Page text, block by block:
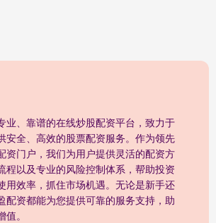
业、靠谱的在线炒股配资平台，致力于
安全、高效的股票配资服务。作为领先
资门户，我们为用户提供灵活的配资方
程以及专业的风险控制体系，帮助投资
用效率，抓住市场机遇。无论是新手还
配资都能为您提供可靠的服务支持，助
。